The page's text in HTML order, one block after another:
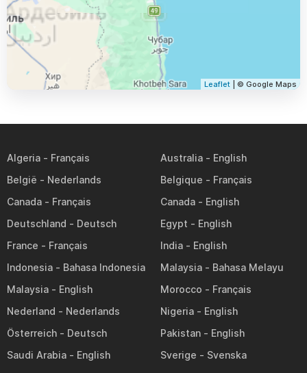
Leaflet | © Google Maps
Algeria
Australia
België
Belgique
Canada
Canada
Deutschland
Egypt
France
India
Indonesia
Malaysia
Malaysia
Morocco
Nederland
Nigeria
Österreich
Pakistan
Saudi Arabia
Sverige